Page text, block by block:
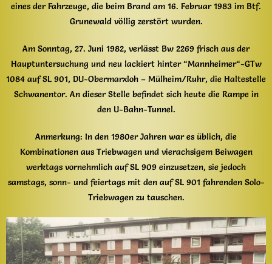
eines der Fahrzeuge, die beim Brand am 16. Februar 1983 im Btf.
Grunewald völlig zerstört wurden.
Am Sonntag, 27. Juni 1982, verlässt Bw 2269 frisch aus der
Hauptuntersuchung und neu lackiert hinter “Mannheimer“-GTw
1084 auf SL 901, DU-Obermarxloh – Mülheim/Ruhr, die Haltestelle
Schwanentor. An dieser Stelle befindet sich heute die Rampe in
den U-Bahn-Tunnel.
Anmerkung: In den 1980er Jahren war es üblich, die
Kombinationen aus Triebwagen und vierachsigem Beiwagen
werktags vornehmlich auf SL 909 einzusetzen, sie jedoch
samstags, sonn- und feiertags mit den auf SL 901 fahrenden Solo-
Triebwagen zu tauschen.